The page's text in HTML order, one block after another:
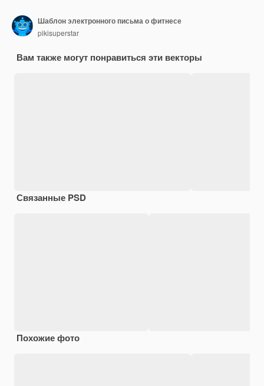
Шаблон электронного письма о фитнесе
pikisuperstar
Вам также могут понравиться эти векторы
Связанные PSD
Похожие фото